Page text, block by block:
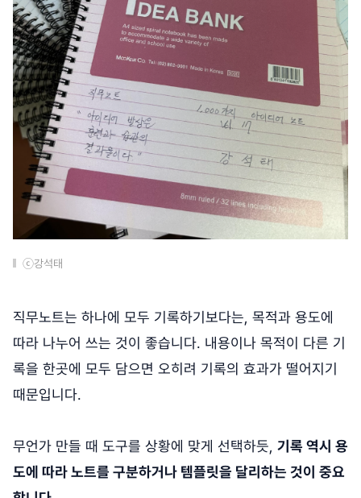
ⓒ강석태
직무노트는 하나에 모두 기록하기보다는, 목적과 용도에
따라 나누어 쓰는 것이 좋습니다. 내용이나 목적이 다른 기
록을 한곳에 모두 담으면 오히려 기록의 효과가 떨어지기
때문입니다.
무언가 만들 때 도구를 상황에 맞게 선택하듯, 기록 역시 용
도에 따라 노트를 구분하거나 템플릿을 달리하는 것이 중요